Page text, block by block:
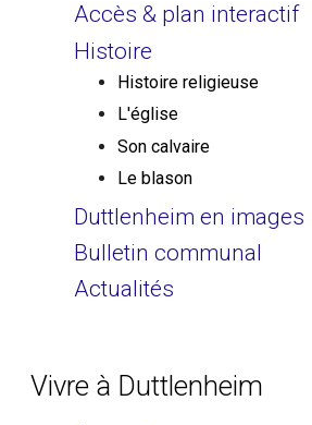
Accès & plan interactif
Histoire
Histoire religieuse
L'église
Son calvaire
Le blason
Duttlenheim en images
Bulletin communal
Actualités
Vivre à Duttlenheim